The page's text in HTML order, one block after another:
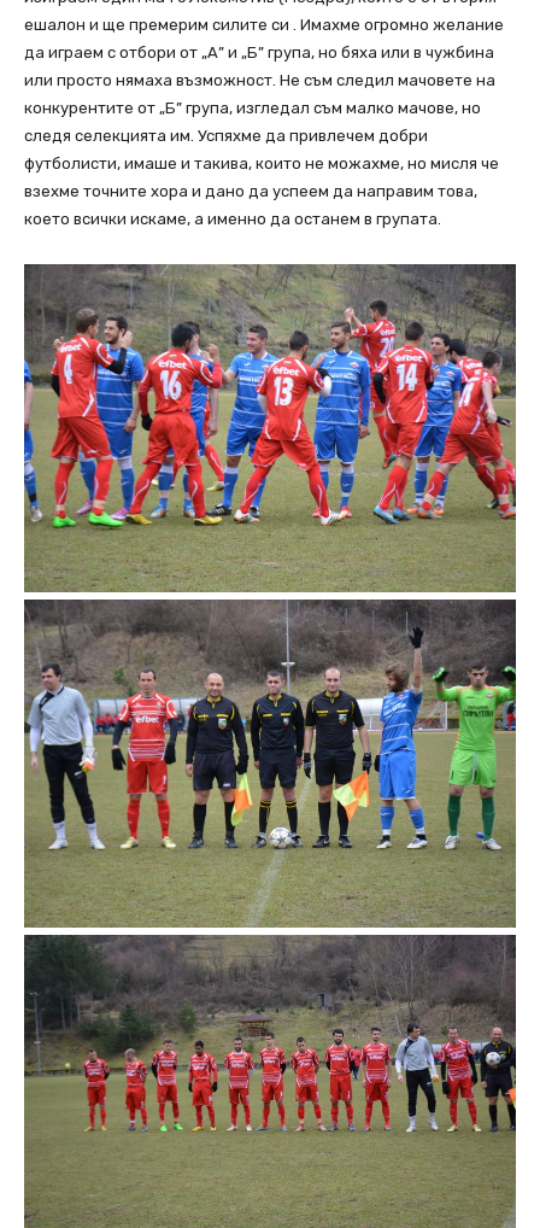
ешалон и ще премерим силите си . Имахме огромно желание
да играем с отбори от „А” и „Б” група, но бяха или в чужбина
или просто нямаха възможност. Не съм следил мачовете на
конкурентите от „Б” група, изгледал съм малко мачове, но
следя селекцията им. Успяхме да привлечем добри
футболисти, имаше и такива, които не можахме, но мисля че
взехме точните хора и дано да успеем да направим това,
което всички искаме, а именно да останем в групата.